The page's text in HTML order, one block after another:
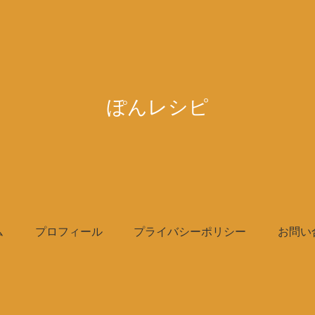
ぽんレシピ
プロフィール プライバシーポリシー お問い